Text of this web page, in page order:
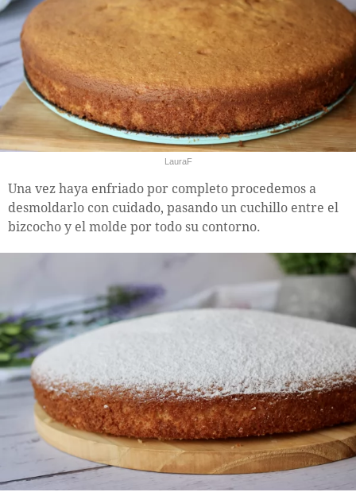
LauraF
Una vez haya enfriado por completo procedemos a
desmoldarlo con cuidado, pasando un cuchillo entre el
bizcocho y el molde por todo su contorno.